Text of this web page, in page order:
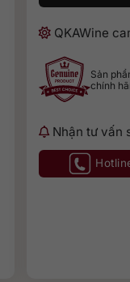
QKAWine
Sản
chính
Nhận tư vấn